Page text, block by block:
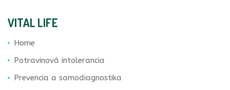
VITAL LIFE
Home
Potravinová intolerancia
Prevencia a samodiagnostika